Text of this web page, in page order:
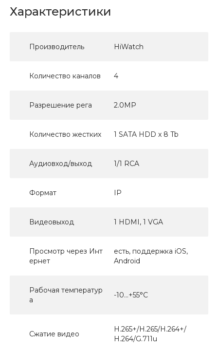
Характеристики
Производитель HiWatch
Количество каналов 4
Разрешение рега 2.0MP
Количество жестких 1 SATA HDD x 8 Tb
Аудиовход/выход 1/1 RCA
Формат IP
Видеовыход 1 HDMI, 1 VGA
Просмотр через Инт
ернет
есть, поддержка iOS,
Android
Рабочая температур
а
-10...+55°С
Сжатие видео
H.265+/H.265/H.264+/
H.264/G.711u